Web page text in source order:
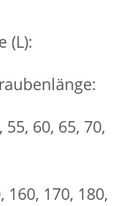
(L):
55, 60, 65, 70,
160, 170, 180,